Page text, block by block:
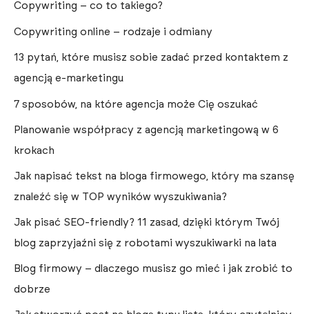
Copywriting – co to takiego?
Copywriting online – rodzaje i odmiany
13 pytań, które musisz sobie zadać przed kontaktem z
agencją e-marketingu
7 sposobów, na które agencja może Cię oszukać
Planowanie współpracy z agencją marketingową w 6
krokach
Jak napisać tekst na bloga firmowego, który ma szansę
znaleźć się w TOP wyników wyszukiwania?
Jak pisać SEO-friendly? 11 zasad, dzięki którym Twój
blog zaprzyjaźni się z robotami wyszukiwarki na lata
Blog firmowy – dlaczego musisz go mieć i jak zrobić to
dobrze